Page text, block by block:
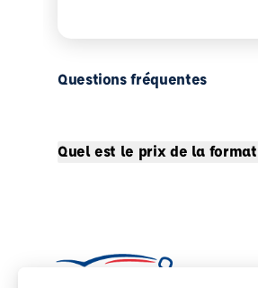
Questions fréquentes
Quel est le prix de la